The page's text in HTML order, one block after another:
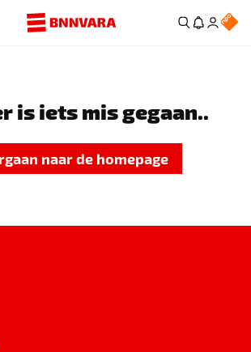
is iets mis gegaan..
naar de homepage